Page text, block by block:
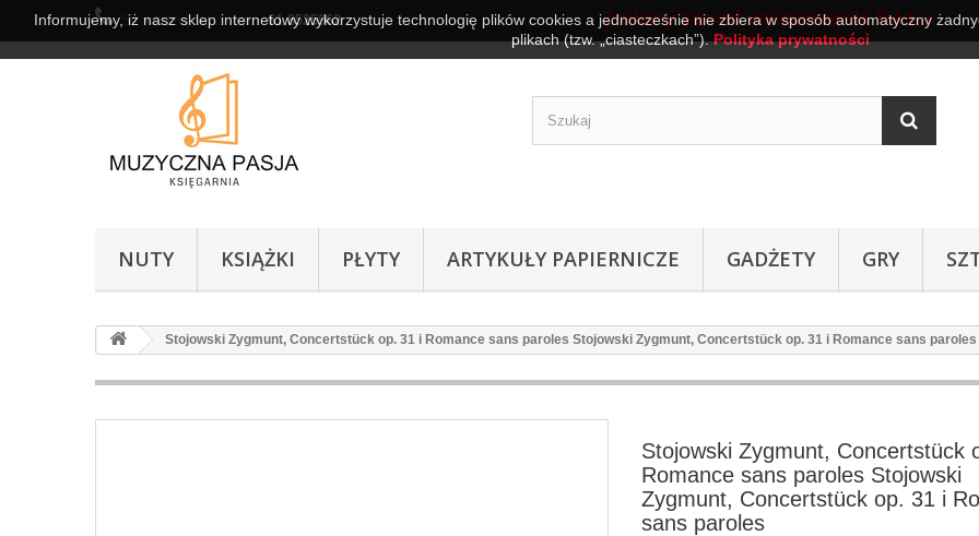
Skontaktuj się z nami:61 8525962 Zmiany zasad wystawiania faktur
NUTY KSIĄŻKI PŁYTY ARTYKUŁY PAPIERNICZE GADŻETY GRY
Stojowski Zygmunt, Concertstück op. 31 i Romance sans paroles Stojowski Zygmunt, Concertstück op. 31 i Romance sans paroles
Stojowski Zygmunt, Concertstück
Romance sans paroles Stojowski
Zygmunt, Concertstück op. 31 i
sans paroles
Informujemy, iż nasz sklep internetowy wykorzystuje technologię plików cookies a jednocześnie nie zbiera w sposób automatyczny
plikach (tzw. „ciasteczkach”).Polityka prywatności